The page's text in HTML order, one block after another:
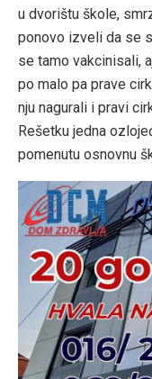
u dvorištu škole,
ponovo izveli da se
se tamo vakcinisali,
po malo pa prave
nju nagurali i pravi
Rešetku jedna
pomenutu osnovnu